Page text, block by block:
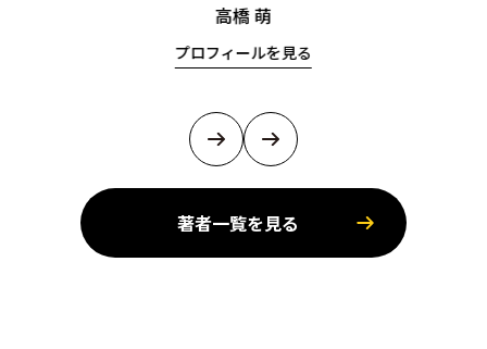
高橋 萌
プロフィールを見る
著者一覧を見る